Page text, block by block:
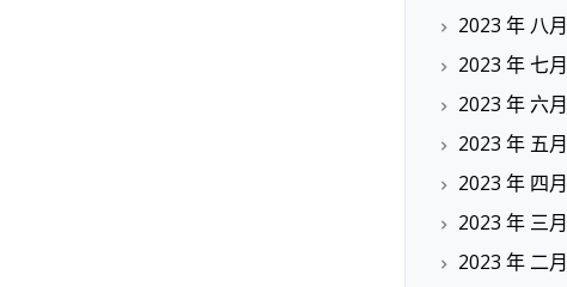
2023 年 八月
2023 年 七月
2023 年 六月
2023 年 五月
2023 年 四月
2023 年 三月
2023 年 二月